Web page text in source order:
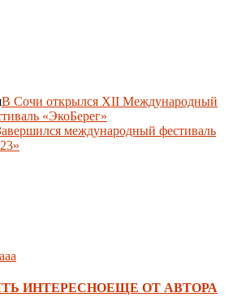
В Сочи открылся XII Международный
«ЭкоБерег»
международный фестиваль
ИНТЕРЕСНОЕЩЕ ОТ АВТОРА